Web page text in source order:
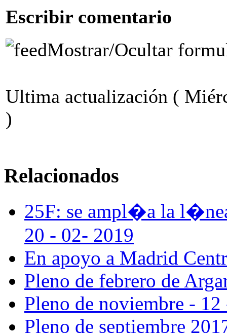
Escribir comentario
Mostrar/Ocultar
Ultima actualización (
)
Relacionados
25F: se ampl�a la
20 - 02- 2019
En apoyo a Madrid
Pleno de febrero de
Pleno de noviembre -
Pleno de septiembre